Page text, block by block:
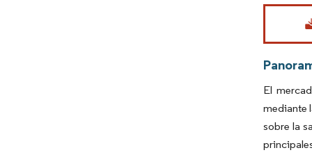
Imagen ©
El
mediante
sobre la